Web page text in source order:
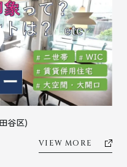
谷区)
VIEW MORE